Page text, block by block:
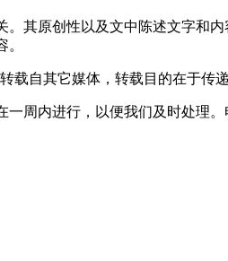
其原创性以及文中陈述文字和
载自其它媒体，转载目的在于传
周内进行，以便我们及时处理。